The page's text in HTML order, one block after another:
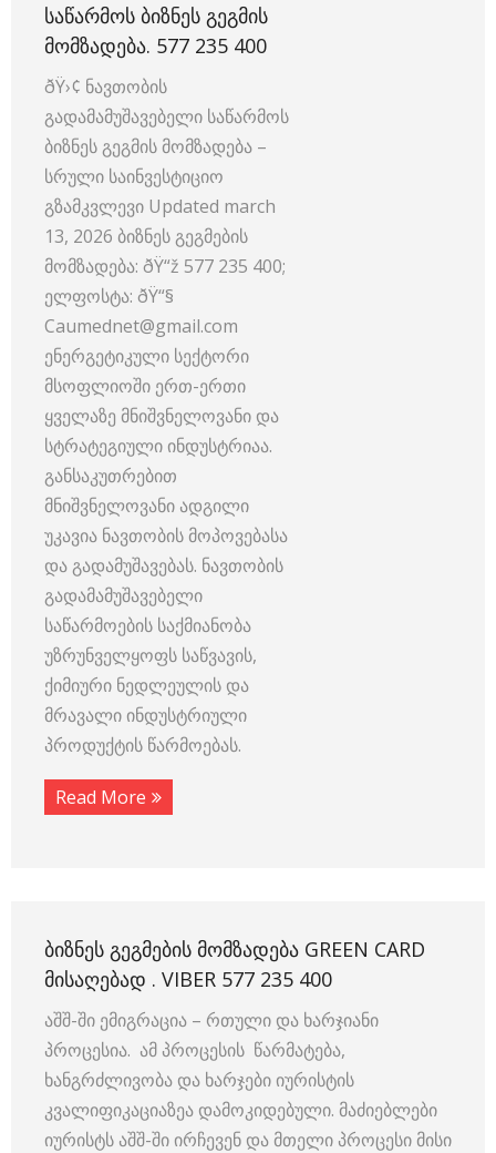
ᲡᲐᲬᲐᲠᲛᲝᲡ ᲑᲘᲖᲜᲔᲡ ᲒᲔᲒᲛᲘᲡ
ᲛᲝᲛᲖᲐᲓᲔᲑᲐ. 577 235 400
ðŸ›¢️ ნავთობის
გადამამუშავებელი საწარმოს
ბიზნეს გეგმის მომზადება –
სრული საინვესტიციო
გზამკვლევი Updated march
13, 2026 ბიზნეს გეგმების
მომზადება: ðŸ“ž 577 235 400;
ელფოსტა: ðŸ“§
Caumednet@gmail.com
ენერგეტიკული სექტორი
მსოფლიოში ერთ-ერთი
ყველაზე მნიშვნელოვანი და
სტრატეგიული ინდუსტრიაა.
განსაკუთრებით
მნიშვნელოვანი ადგილი
უკავია ნავთობის მოპოვებასა
და გადამუშავებას. ნავთობის
გადამამუშავებელი
საწარმოების საქმიანობა
უზრუნველყოფს საწვავის,
ქიმიური ნედლეულის და
მრავალი ინდუსტრიული
პროდუქტის წარმოებას.
Read More
ᲑᲘᲖᲜᲔᲡ ᲒᲔᲒᲛᲔᲑᲘᲡ ᲛᲝᲛᲖᲐᲓᲔᲑᲐ GREEN CARD
ᲛᲘᲡᲐᲦᲔᲑᲐᲓ . VIBER 577 235 400
აშშ-ში ემიგრაცია – რთული და ხარჯიანი
პროცესია. ამ პროცესის წარმატება,
ხანგრძლივობა და ხარჯები იურისტის
კვალიფიკაციაზეა დამოკიდებული. მაძიებლები
იურისტს აშშ-ში ირჩევენ და მთელი პროცესი მისი